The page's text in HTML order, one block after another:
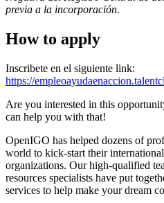
previa a la incorporación.
How to apply
Inscribete en el siguiente link:
https://
Are you interested in this
can help you with that!
OpenIGO has helped dozens of
world to kick-start their
organizations. Our high-qualified
resources specialists have put
services to help make your dream